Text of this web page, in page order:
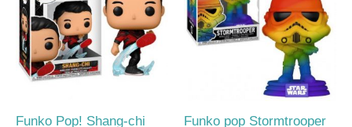
Funko Pop! Shang-chi
Funko pop Stormtrooper